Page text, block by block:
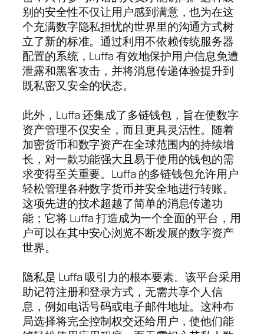
别的安全性不仅让用户感到满意，也为在这
个充满数字隐私担忧的世界里的沟通方式树
立了新的标准。通过利用不依赖传统服务器
配置的系统，Luffa 有效地保护用户信息免遭
泄露和黑客攻击，并将消息传递体验提升到
既私密又安全的状态。
此外，Luffa 还集成了多链钱包，旨在使数字
资产管理不仅安全，而且更具灵活性。随着
加密货币和数字资产在全球范围内的持续增
长，对一款功能强大且易于使用的钱包的需
求变得至关重要。Luffa 的多链钱包允许用户
轻松管理各种数字货币并安全地进行转账。
这项先进的技术超越了简单的消息传递功
能；它将 Luffa 打造成为一个全面的平台，用
户可以在其中安心浏览不断发展的数字资产
世界。
隐私是 Luffa 吸引力的根本要素。该平台采用
助记符注册和登录方式，无需共享个人信
息，例如电话号码或电子邮件地址。这种布
局选择将完全控制权交还给用户，使他们能